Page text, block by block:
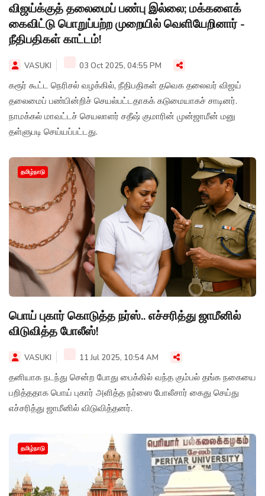
விஜய்க்குத் தலைமைப் பண்பு இல்லை; மக்களைக்
கைவிட்டு பொறுப்பற்ற முறையில் வெளியேறினார் -
நீதிபதிகள் காட்டம்!
VASUKI 03 Oct 2025, 04:55 PM
கரூர் கூட்ட நெரிசல் வழக்கில், நீதிபதிகள் தவெக தலைவர் விஜய்
தலைமைப் பண்பின்றிச் செயல்பட்டதாகக் கடுமையாகச் சாடினர்.
நாமக்கல் மாவட்டச் செயலாளர் சதீஷ் குமாரின் முன்ஜாமீன் மனு
தள்ளுபடி செய்யப்பட்டது.
தமிழ்நாடு
பொய் புகார் கொடுத்த நர்ஸ்.. எச்சரித்து ஜாமீனில்
விடுவித்த போலீஸ்!
VASUKI 11 Jul 2025, 10:54 AM
தனியாக நடந்து சென்ற போது பைக்கில் வந்த கும்பல் தங்க நகையை
பறித்ததாக பொய் புகார் அளித்த நர்ஸை போலீசார் கைது செய்து
எச்சரித்து ஜாமீனில் விடுவித்தனர்.
தமிழ்நாடு